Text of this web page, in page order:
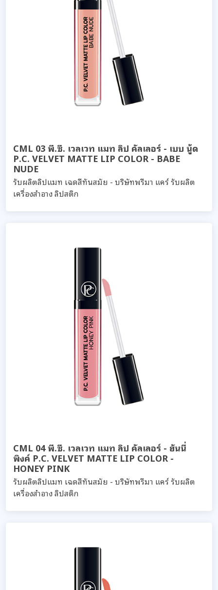
CML 03 พี.ซี. เวลเวท แมท ลิป คัลเลอร์ - เบบ นู้ด
P.C. VELVET MATTE LIP COLOR - BABE
NUDE
รับผลิตลิปแมท เฉดสีทันสมัย - บริษัทพรีมา แคร์ รับผลิต
เครื่องสำอาง ลิปสติก
CML 04 พี.ซี. เวลเวท แมท ลิป คัลเลอร์ - ฮันนี่
พิงค์ P.C. VELVET MATTE LIP COLOR -
HONEY PINK
รับผลิตลิปแมท เฉดสีทันสมัย - บริษัทพรีมา แคร์ รับผลิต
เครื่องสำอาง ลิปสติก